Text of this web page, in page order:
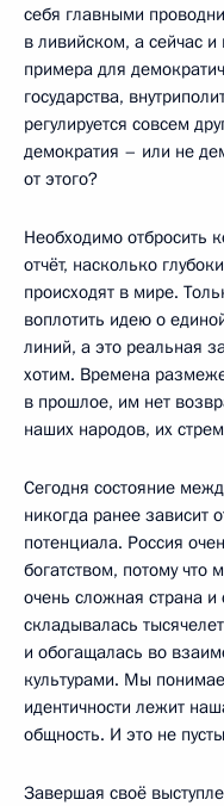
себя главными
в ливийском, а сейчас
примера для
государства,
регулируется совсем
демократия – или не
от этого?
Необходимо отбросить
отчёт, насколько
происходят в мире.
воплотить идею о
линий, а это реальная
хотим. Времена
в прошлое, им нет
наших народов, их
Сегодня состояние
никогда ранее зависит
потенциала. Россия
богатством, потому что
очень сложная страна и
складывалась
и обогащалась во
культурами. Мы
идентичности лежит
общность. И это не
Завершая своё